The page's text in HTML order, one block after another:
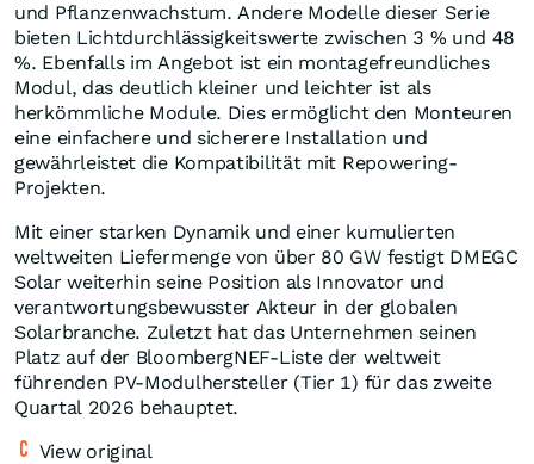
und Pflanzenwachstum. Andere Modelle dieser Serie
bieten Lichtdurchlässigkeitswerte zwischen 3 % und 48
%. Ebenfalls im Angebot ist ein montagefreundliches
Modul, das deutlich kleiner und leichter ist als
herkömmliche Module. Dies ermöglicht den Monteuren
eine einfachere und sicherere Installation und
gewährleistet die Kompatibilität mit Repowering-
Projekten.
Mit einer starken Dynamik und einer kumulierten
weltweiten Liefermenge von über 80 GW festigt DMEGC
Solar weiterhin seine Position als Innovator und
verantwortungsbewusster Akteur in der globalen
Solarbranche. Zuletzt hat das Unternehmen seinen
Platz auf der BloombergNEF-Liste der weltweit
führenden PV-Modulhersteller (Tier 1) für das zweite
Quartal 2026 behauptet.
View original